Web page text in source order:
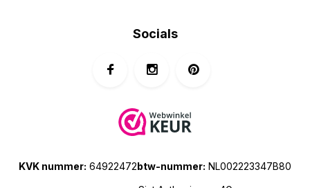
KVK nummer: 64922472btw-nummer: NL002223347B80
Socials